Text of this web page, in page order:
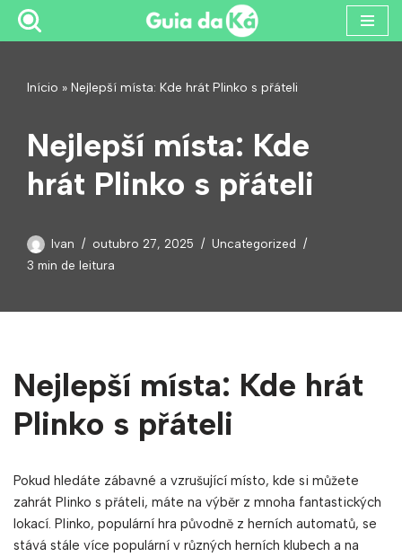
Início » Nejlepší místa: Kde hrát Plinko s přáteli
Nejlepší místa: Kde
hrát Plinko s přáteli
Ivan outubro 27, 2025
Uncategorized
3 min de leitura
Nejlepší místa: Kde hrát
Plinko s přáteli
Pokud hledáte zábavné a vzrušující místo, kde si můžete
zahrát Plinko s přáteli, máte na výběr z mnoha fantastických
lokací. Plinko, populární hra původně z herních automatů, se
stává stále více populární v různých herních klubech a na